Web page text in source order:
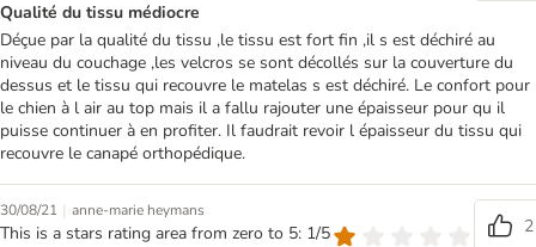
Qualité du tissu médiocre
Déçue par la qualité du tissu ,le tissu est fort fin ,il s est déchiré au
niveau du couchage ,les velcros se sont décollés sur la couverture du
dessus et le tissu qui recouvre le matelas s est déchiré. Le confort pour
le chien à l air au top mais il a fallu rajouter une épaisseur pour qu il
puisse continuer à en profiter. Il faudrait revoir l épaisseur du tissu qui
recouvre le canapé orthopédique.
30/08/21 | anne-marie heymans
This is a stars rating area from zero to 5: 1/5
2